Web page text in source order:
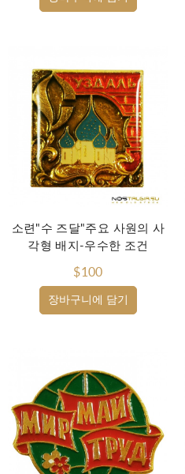
장바구니에 담기
소련"수 즈달"주요 사원의 사
각형 배지-우수한 조건
$100